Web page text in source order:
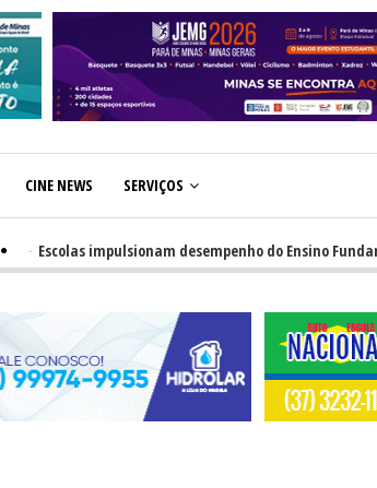
CINE NEWS SERVIÇOS
Escolas impulsionam desempenho do Ensino